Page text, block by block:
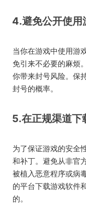
4.避免公开使用
当你在游戏中使用游
免引来不必要的麻烦
你带来封号风险。保
封号的概率。
5.在正规渠道下
为了保证游戏的安全
和补丁。避免从非官
被植入恶意程序或病
的平台下载游戏软件
的。